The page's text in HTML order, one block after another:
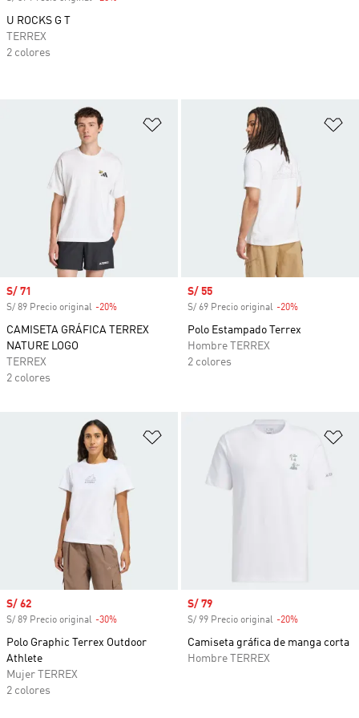
Añadir a la lista de deseos
Precio de venta
S/ 71
S/ 89 Precio original -20%
CAMISETA GRÁFICA TERREX
NATURE LOGO
TERREX
2 colores
Precio de venta
S/ 55
S/ 69 Precio original -20%
Polo Estampado Terrex
Hombre TERREX
2 colores
Añadir a la lista de deseos
Precio de venta
S/ 62
S/ 89 Precio original -30%
Polo Graphic Terrex Outdoor
Athlete
Mujer TERREX
2 colores
Precio de venta
S/ 79
S/ 99 Precio original -20%
Camiseta gráfica de manga corta
Hombre TERREX
U ROCKS G T
TERREX
2 colores